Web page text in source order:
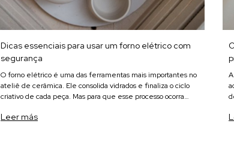
Dicas essenciais para usar um forno elétrico com
segurança
O forno elétrico é uma das ferramentas mais importantes no
ateliê de cerâmica. Ele consolida vidrados e finaliza o ciclo
criativo de cada peça. Mas para que esse processo ocorra
dominar algumas boa
Leer más